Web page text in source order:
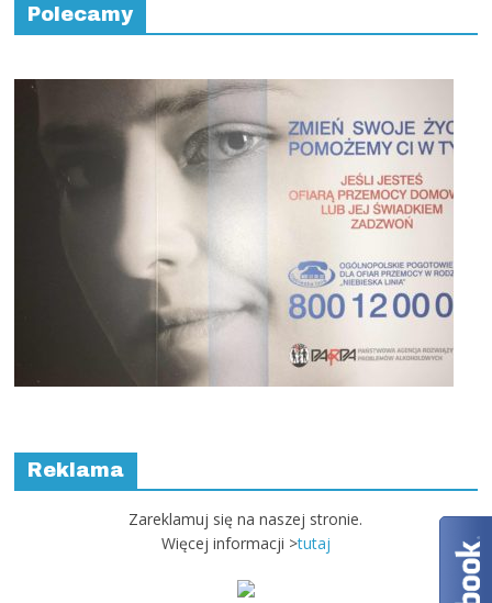
Polecamy
Reklama
Zareklamuj się na naszej stronie.
Więcej informacji >tutaj